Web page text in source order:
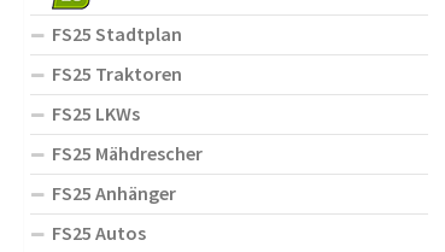
FS25 Stadtplan
FS25 Traktoren
FS25 LKWs
FS25 Mähdrescher
FS25 Anhänger
FS25 Autos